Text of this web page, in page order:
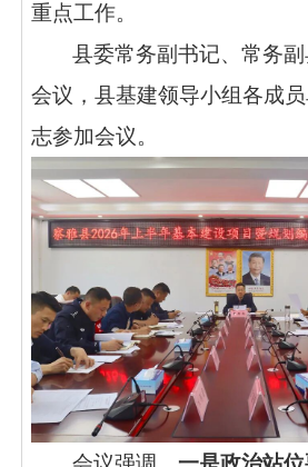
重点工作。
县委常务副书记、常务
会议，县基建领导小组各成
志参加会议。